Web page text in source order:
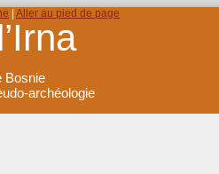
Aller au pied de page
Bosnie
archéologie